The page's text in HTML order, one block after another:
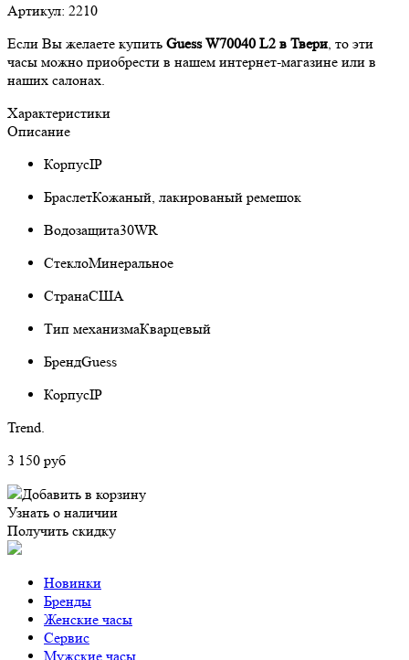
Артикул: 2210
Если Вы желаете купить Guess W70040 L2 в Твери, то эти
часы можно приобрести в нашем интернет-магазине или в
наших салонах.
Характеристики
Описание
КорпусIP
БраслетКожаный, лакированый ремешок
Водозащита30WR
СтеклоМинеральное
СтранаСША
Тип механизмаКварцевый
БрендGuess
КорпусIP
Trend.
3 150 руб
Добавить в корзину
Узнать о наличии
Получить скидку
Новинки
Бренды
Женские часы
Сервис
Мужские часы